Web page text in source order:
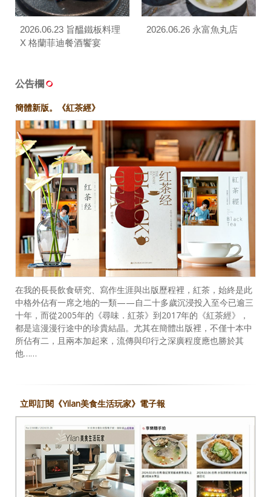
2026.06.23 旨醞鐵板料理
X 格蘭菲迪餐酒饗宴
2026.06.26 永富魚丸店
公告欄
簡體新版。《紅茶經》
在我的長長飲食研究、寫作生涯與出版歷程裡，紅茶，始終是此
中格外佔有一席之地的一類——自二十多歲沉浸投入至今已逾三
十年，而從2005年的《尋味．紅茶》到2017年的《紅茶經》，
都是這漫漫行途中的珍貴結晶。尤其在簡體出版裡，不僅十本中
所佔有二，且兩本加起來，流傳與印行之深廣程度應也勝於其
他……
立即訂閱《Yilan美食生活玩家》電子報